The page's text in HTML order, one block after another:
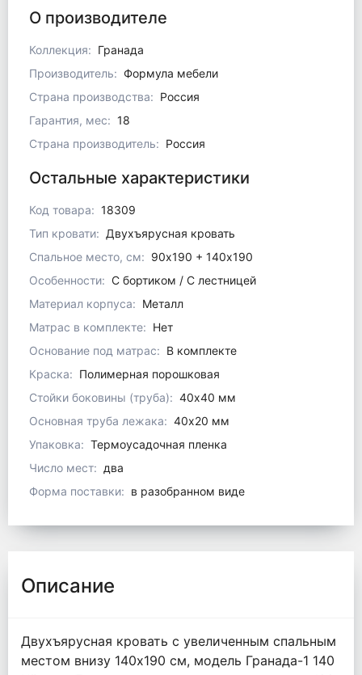
О производителе
Коллекция: Гранада
Производитель: Формула мебели
Страна производства: Россия
Гарантия, мес: 18
Страна производитель: Россия
Остальные характеристики
Код товара: 18309
Тип кровати: Двухъярусная кровать
Спальное место, см: 90х190 + 140х190
Особенности: С бортиком / С лестницей
Материал корпуса: Металл
Матрас в комплекте: Нет
Основание под матрас: В комплекте
Краска: Полимерная порошковая
Стойки боковины (труба): 40х40 мм
Основная труба лежака: 40х20 мм
Упаковка: Термоусадочная пленка
Число мест: два
Форма поставки: в разобранном виде
Описание
Двухъярусная кровать с увеличенным спальным
местом внизу 140х190 см, модель Гранада-1 140